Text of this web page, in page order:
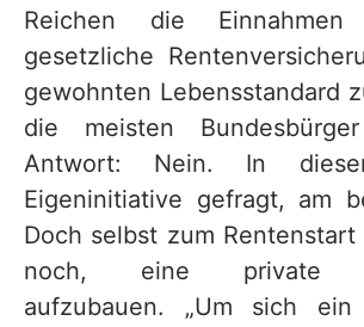
Reichen die
gesetzliche
gewohnten Lebensstandard
die meisten
Antwort: Nein. In
Eigeninitiative gefragt, am
Doch selbst zum
noch, eine private
aufzubauen. „Um sich ein